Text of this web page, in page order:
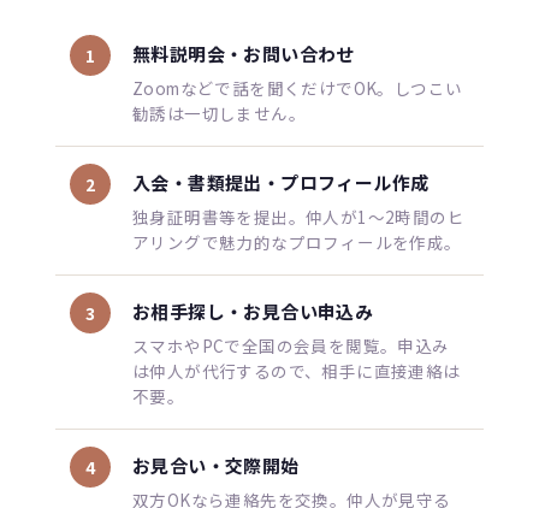
1 無料説明会・お問い合わせ
Zoomなどで話を聞くだけでOK。しつこい
勧誘は一切しません。
2 入会・書類提出・プロフィール作成
独身証明書等を提出。仲人が1〜2時間のヒ
アリングで魅力的なプロフィールを作成。
3 お相手探し・お見合い申込み
スマホやPCで全国の会員を閲覧。申込み
は仲人が代行するので、相手に直接連絡は
不要。
4 お見合い・交際開始
双方OKなら連絡先を交換。仲人が見守る